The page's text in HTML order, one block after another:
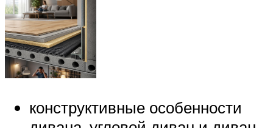
конструктивные особенности